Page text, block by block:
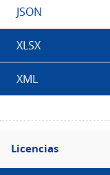
JSON
XLSX
XML
Filtro
Licencias
Licencias